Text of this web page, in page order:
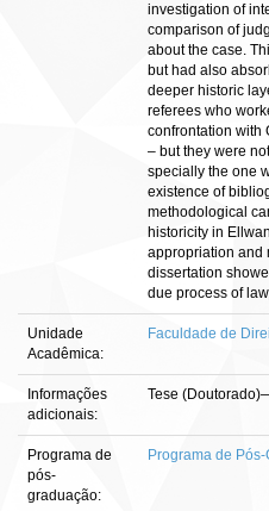
investigation of
comparison of
about the case.
but had also
deeper historic
referees who
confrontation with
– but they were
specially the one
existence of
methodological
historicity in
appropriation and
dissertation
due process of
Unidade
Acadêmica:
Faculdade de
Informações
adicionais:
Tese
Programa de
pós-
graduação:
Programa de